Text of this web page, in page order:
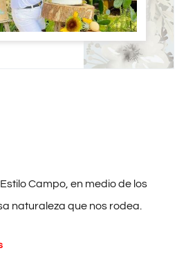
Campo, en medio de los
naturaleza que nos rodea.